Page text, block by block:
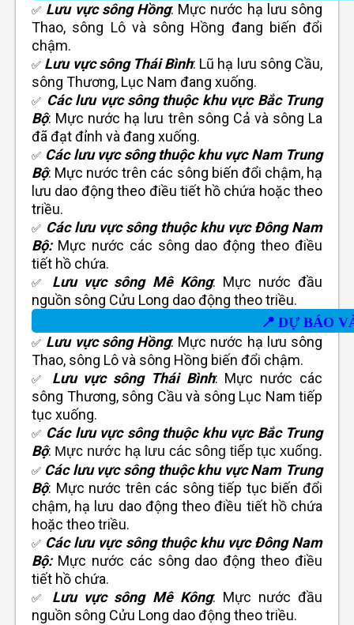
✅ Lưu vực sông Hồng: Mực nước hạ lưu sông
Thao, sông Lô và sông Hồng đang biến đổi
chậm.
✅ Lưu vực sông Thái Bình: Lũ hạ lưu sông Cầu,
sông Thương, Lục Nam đang xuống.
✅ Các lưu vực sông thuộc khu vực Bắc Trung
Bộ: Mực nước hạ lưu trên sông Cả và sông La
đã đạt đỉnh và đang xuống.
✅ Các lưu vực sông thuộc khu vực Nam Trung
Bộ: Mực nước trên các sông biến đổi chậm, hạ
lưu dao động theo điều tiết hồ chứa hoặc theo
triều.
✅ Các lưu vực sông thuộc khu vực Đông Nam
Bộ:Mực nước các sông dao động theo điều
tiết hồ chứa.
✅ Lưu vực sông Mê Kông: Mực nước đầu
nguồn sông Cửu Long dao động theo triều.
📍 DỰ BÁO
✅ Lưu vực sông Hồng: Mực nước hạ lưu sông
Thao, sông Lô và sông Hồng biến đổi chậm.
✅ Lưu vực sông Thái Bình: Mực nước các
sông Thương, sông Cầu và sông Lục Nam tiếp
tục xuống.
✅ Các lưu vực sông thuộc khu vực Bắc Trung
Bộ: Mực nước hạ lưu các sông tiếp tục xuống.
✅ Các lưu vực sông thuộc khu vựcNam Trung
Bộ: Mực nước trên các sông tiếp tục biến đổi
chậm, hạ lưu dao động theo điều tiết hồ chứa
hoặc theo triều.
✅ Các lưu vực sông thuộc khu vực Đông Nam
Bộ:Mực nước các sông dao động theo điều
tiết hồ chứa.
✅ Lưu vực sông Mê Kông: Mực nước đầu
nguồn sông Cửu Long dao động theo triều.